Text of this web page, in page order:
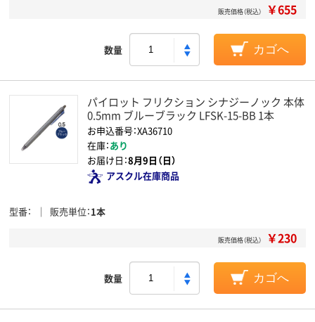
販売価格（税込） ￥655
数量 カゴへ
パイロット フリクション シナジーノック 本体
0.5mm ブルーブラック LFSK-15-BB 1本
お申込番号：XA36710
在庫：あり
お届け日：8月9日（日）
アスクル在庫商品
型番 販売単位 1本
販売価格（税込） ￥230
数量 カゴへ